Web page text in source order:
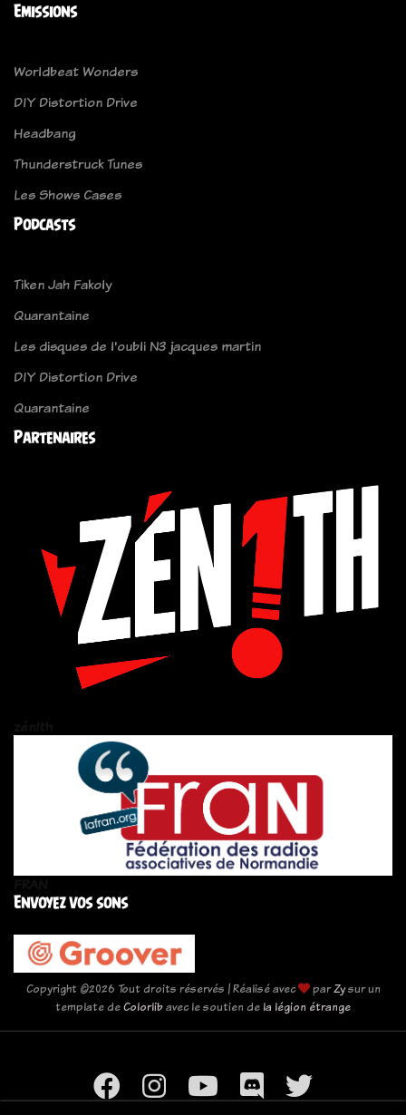
Emissions
Worldbeat Wonders
DIY Distortion Drive
Headbang
Thunderstruck Tunes
Les Shows Cases
Podcasts
Tiken Jah Fakoly
Quarantaine
Les disques de l'oubli N3 jacques martin
DIY Distortion Drive
Quarantaine
Partenaires
Envoyez vos sons
Copyright ©2026 Tout droits réservés | Réalisé avec parZysur un
template deColorlibavec le soutien de la légion étrange